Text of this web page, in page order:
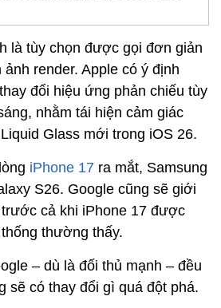
là tùy chọn được gọi đơn giản
ảnh render. Apple có ý định
đổi hiệu ứng phản chiếu tùy
nhằm tái hiện cảm giác
Glass mới trong iOS 26.
iPhone 17 ra mắt, Samsung
S26. Google cũng sẽ giới
cả khi iPhone 17 được
thường thấy.
– dù là đối thủ mạnh – đều
sẽ có thay đổi gì quá đột phá.